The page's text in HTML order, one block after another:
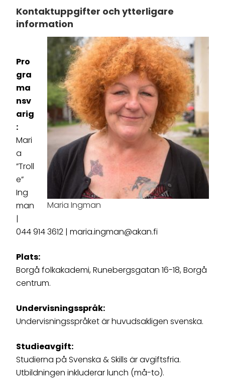
Kontaktuppgifter och ytterligare
information
Maria Ingman
Pro
gra
ma
nsv
arig
:
Mari
a
”Troll
e”
Ing
man
|
044 914 3612 | maria.ingman@akan.fi
Plats:
Borgå folkakademi, Runebergsgatan 16-18, Borgå
centrum.
Undervisningsspråk:
Undervisningsspråket är huvudsakligen svenska.
Studieavgift:
Studierna på Svenska & Skills är avgiftsfria.
Utbildningen inkluderar lunch (må-to).